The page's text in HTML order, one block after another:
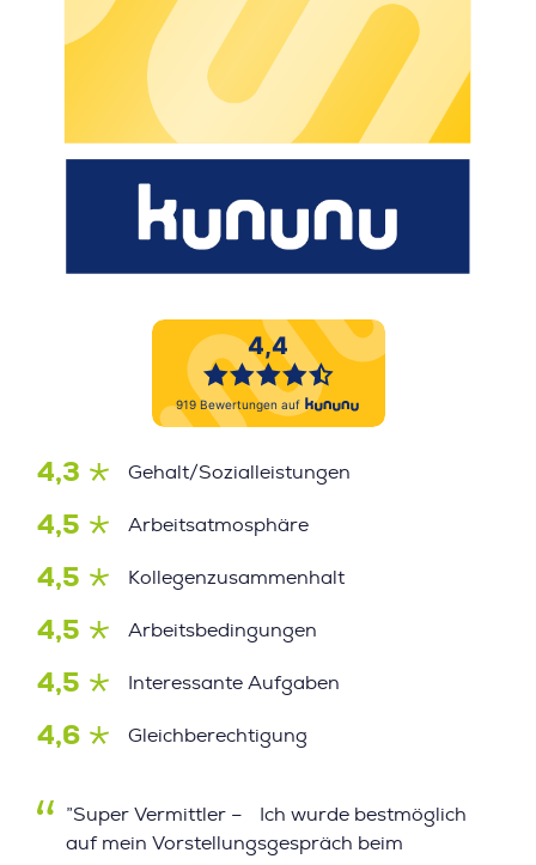
4,3 Gehalt/Sozialleistungen
4,5 Arbeitsatmosphäre
4,5 Kollegenzusammenhalt
4,5 Arbeitsbedingungen
4,5 Interessante Aufgaben
4,6 Gleichberechtigung
”Super Vermittler – Ich wurde bestmöglich
auf mein Vorstellungsgespräch beim